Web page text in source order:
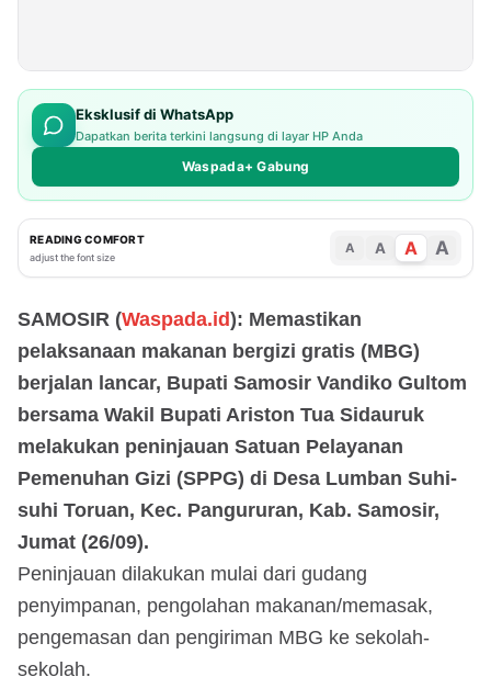
Eksklusif di WhatsApp
Dapatkan berita terkini langsung di layar HP Anda
Waspada+ Gabung
READING COMFORT
adjust the font size
A A A A
SAMOSIR (Waspada.id): Memastikan
pelaksanaan makanan bergizi gratis (MBG)
berjalan lancar, Bupati Samosir Vandiko Gultom
bersama Wakil Bupati Ariston Tua Sidauruk
melakukan peninjauan Satuan Pelayanan
Pemenuhan Gizi (SPPG) di Desa Lumban Suhi-
suhi Toruan, Kec. Pangururan, Kab. Samosir,
Jumat (26/09).
Peninjauan dilakukan mulai dari gudang
penyimpanan, pengolahan makanan/memasak,
pengemasan dan pengiriman MBG ke sekolah-
sekolah.